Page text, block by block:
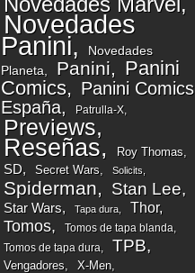
Novedades
Panini
Novedades
Planeta
Panini
Panini
Comics
Panini Comics
España
Patrulla-X
Previews
Reseñas Roy Thomas
SD Secret Wars Solicits
Spiderman Stan Lee
Star Wars Tapa dura Thor
Tomos
Tomos de tapa blanda
Tomos de tapa dura
TPB
Vengadores X-Men